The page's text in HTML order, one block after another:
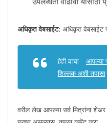
अधिकृत वेबसाईट: अधिकृत वेबसाईट
हेही वाचा – आपल्या
शिल्लक अशी तपासा
वरील लेख आपल्या सर्व मित्रांना